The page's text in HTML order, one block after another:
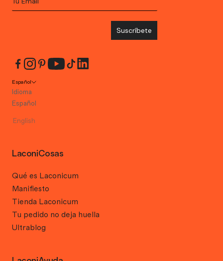
Suscríbete
Español
Idioma
Español
English
LaconiCosas
Qué es Laconicum
Manifiesto
Tienda Laconicum
Tu pedido no deja huella
Ultrablog